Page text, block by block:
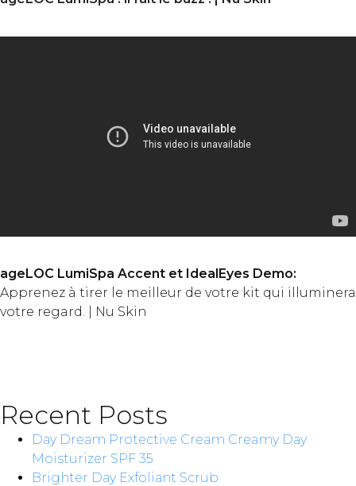
ageLOC LumiSpa Accent et IdealEyes Demo:
Apprenez à tirer le meilleur de votre kit qui illuminera
votre regard. | Nu Skin
Recent Posts
Day Dream Protective Cream Creamy Day
Moisturizer SPF 35
Brighter Day Exfoliant Scrub